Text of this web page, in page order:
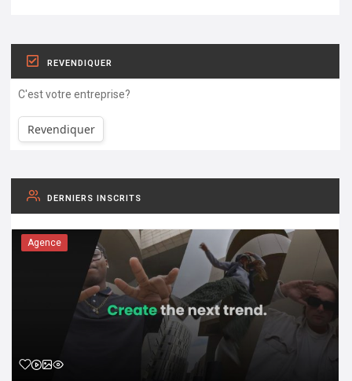
REVENDIQUER
C'est votre entreprise?
Revendiquer
DERNIERS INSCRITS
Agence